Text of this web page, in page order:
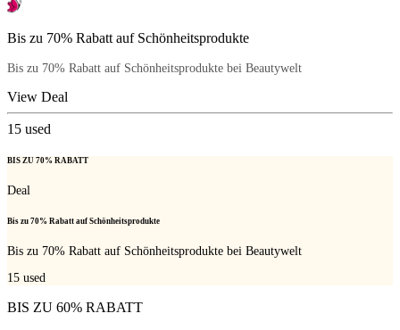
Bis zu 70% Rabatt auf Schönheitsprodukte
Bis zu 70% Rabatt auf Schönheitsprodukte bei Beautywelt
View Deal
15 used
BIS ZU 70% RABATT
Deal
Bis zu 70% Rabatt auf Schönheitsprodukte
Bis zu 70% Rabatt auf Schönheitsprodukte bei Beautywelt
15 used
BIS ZU 60% RABATT